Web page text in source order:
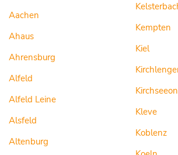
Aachen
Ahaus
Ahrensburg
Alfeld
Alfeld Leine
Alsfeld
Altenburg
Kempten
Kiel
Kirchseeon
Kleve
Koblenz